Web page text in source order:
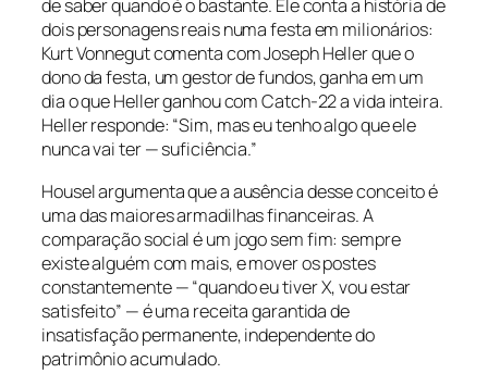
de saber quando é o bastante. Ele conta a história de
dois personagens reais numa festa em milionários:
Kurt Vonnegut comenta com Joseph Heller que o
dono da festa, um gestor de fundos, ganha em um
dia o que Heller ganhou com Catch-22 a vida inteira.
Heller responde: “Sim, mas eu tenho algo que ele
nunca vai ter — suficiência.”
Housel argumenta que a ausência desse conceito é
uma das maiores armadilhas financeiras. A
comparação social é um jogo sem fim: sempre
existe alguém com mais, e mover os postes
constantemente — “quando eu tiver X, vou estar
satisfeito” — é uma receita garantida de
insatisfação permanente, independente do
patrimônio acumulado.